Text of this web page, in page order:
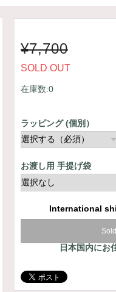
¥7,700
SOLD OUT
在庫数:0
ラッピング (個別）
お渡し用 手提げ袋
International
日本国内にお